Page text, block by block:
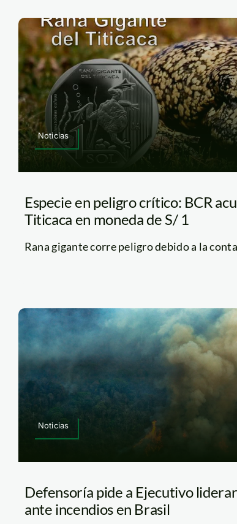
Noticias
Especie en peligro crítico: BCR
Titicaca en moneda de S/ 1
Rana gigante corre peligro debido a la
Noticias
Defensoría pide a Ejecutivo
ante incendios en Brasil